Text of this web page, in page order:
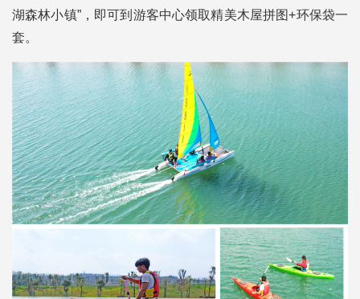
湖森林小镇”，即可到游客中心领取精美木屋拼图+环保袋一
套。